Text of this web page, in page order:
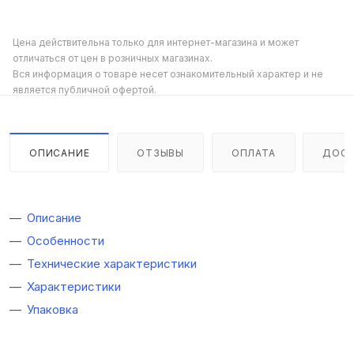
Цена действительна только для интернет-магазина и может
отличаться от цен в розничных магазинах.
Вся информация о товаре несет ознакомительный характер и не
является публичной офертой.
ОПИСАНИЕ ОТЗЫВЫ ОПЛАТА
Описание
Особенности
Технические характеристики
Характеристики
Упаковка